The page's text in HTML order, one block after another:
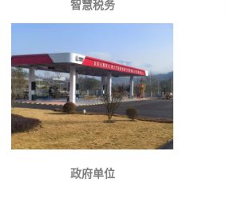
智慧税务
政府单位